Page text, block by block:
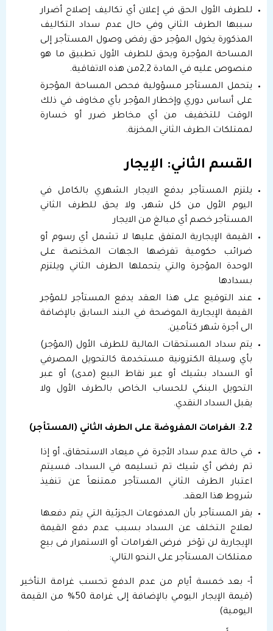
للطرف الأول الحق في إعلان أي تكاليف إصلاح أضرار
سببها الطرف الثاني وفي حال عدم سداد التكاليف
المذكورة يخول المؤجر حق رفض وصول المستأجر إلى
المساحة المؤجرة ويحق للطرف الأول تطبيق ما هو
منصوص عليه في المادة 2,2من هذه الاتفاقية.
يتحمل المستأجر مسؤولية فحص المساحة المؤجرة
على أساس دوري وإخطار المؤجر بأي مخاوف في ذلك
الوقت للتخفيف من أي مخاطر ضرر أو خسارة
لممتلكات الطرف الثاني المخزنة.
القسم الثاني: الإيجار
يلتزم المستأجر بدفع الايجار الشهري بالكامل في
اليوم الأول من كل شهر، ولا يحق للطرف الثاني
المستأجر خصم أي مبالغ من الايجار
القيمة الإيجارية المتفق عليها لا تشمل أي رسوم أو
ضرائب حكومية تفرضها الجهات المختصة على
الوحدة المؤجرة والتي يتحملها الطرف الثاني ويلتزم
بسدادها
عند التوقيع على هذا العقد يدفع المستأجر للمؤجر
القيمة الإيجارية الموضحة في البند السابق بالإضافة
الى أجرة شهر كتأمين.
يتم سداد المستحقات المالية للطرف الأول (المؤجر)
بأي وسيلة الكترونية مستخدمة كالتحويل المصرفي
أو السداد بشيك أو عبر نقاط البيع (مدى) أو عبر
التحويل البنكي للحساب الخاص بالطرف الأول ولا
يقبل السداد النقدي.
2.2
: الغرامات المفروضة على الطرف الثاني (المستأجر)
في حالة عدم سداد الأجرة في ميعاد الاستحقاق، أو إذا
تم رفض أي شيك تم تسليمه في السداد، فسيتم
اعتبار الطرف الثاني المستأجر ممتنعاً عن تنفيذ
شروط هذا العقد.
يقر المستأجر بأن المدفوعات الجزئية التي يتم دفعها
لعلاج التخلف عن السداد بسبب عدم دفع القيمة
الإيجارية لن تؤخر فرض الغرامات أو الاستمرار فى بيع
ممتلكات المستأجر على النحو التالي:
أ- بعد خمسة أيام من عدم الدفع تحسب غرامة التأخير
(قيمة الإيجار اليومي بالإضافة إلى غرامة 50% من القيمة
اليومية)